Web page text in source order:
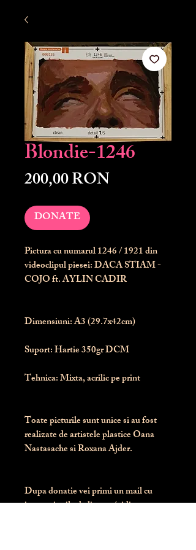
Blondie-1246
200,00 RONPreț
DONATE
Pictura cu numarul1246/ 1921 din
videoclipul piesei: DACA STIAM -
COJO ft. AYLIN CADIR
Dimensiuni: A3 (29.7x42cm)
Suport: Hartie 350gr DCM
Tehnica: Mixta, acrilic pe print
Toate picturile sunt unice si au fost
realizate de artistele plastice Oana
Nastasache si Roxana Ajder.
Dupa donatie vei primi un mail cu
instructiunile de livrare / ridicare.